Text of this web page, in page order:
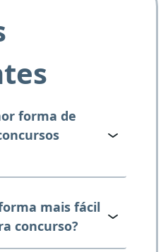
forma de
mais fácil
concurso?